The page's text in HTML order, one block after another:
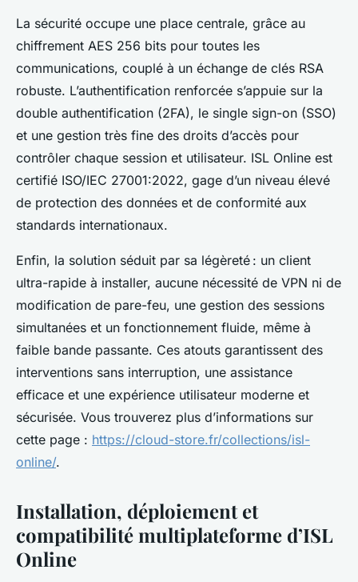
La sécurité occupe une place centrale, grâce au
chiffrement AES 256 bits pour toutes les
communications, couplé à un échange de clés RSA
robuste. L’authentification renforcée s’appuie sur la
double authentification (2FA), le single sign-on (SSO)
et une gestion très fine des droits d’accès pour
contrôler chaque session et utilisateur. ISL Online est
certifié ISO/IEC 27001:2022, gage d’un niveau élevé
de protection des données et de conformité aux
standards internationaux.
Enfin, la solution séduit par sa légèreté : un client
ultra-rapide à installer, aucune nécessité de VPN ni de
modification de pare-feu, une gestion des sessions
simultanées et un fonctionnement fluide, même à
faible bande passante. Ces atouts garantissent des
interventions sans interruption, une assistance
efficace et une expérience utilisateur moderne et
sécurisée. Vous trouverez plus d’informations sur
cette page : https://cloud-store.fr/collections/isl-
online/.
Installation, déploiement et
compatibilité multiplateforme d’ISL
Online